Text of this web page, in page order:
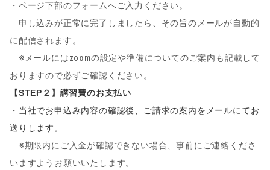
・ページ下部のフォームへご入力ください。
申し込みが正常に完了しましたら、その旨のメールが自動的
に配信されます。
※メールにはzoomの設定や準備についてのご案内も記載して
おりますので必ずご確認ください。
【STEP２】講習費のお支払い
・当社でお申込み内容の確認後、ご請求の案内をメールにてお
送りします。
※期限内にご入金が確認できない場合、事前にご連絡くださ
いますようお願いいたします。